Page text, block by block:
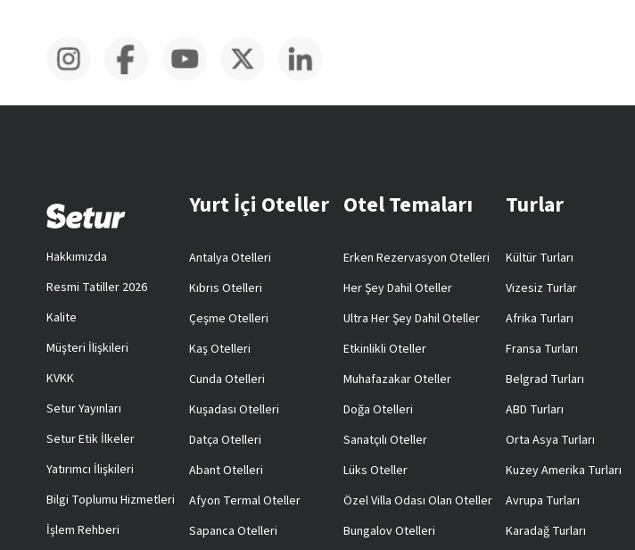
Hakkımızda
Resmi Tatiller 2026
Kalite
Müşteri İlişkileri
KVKK
Setur Yayınları
Setur Etik İlkeler
Yatırımcı İlişkileri
Bilgi Toplumu Hizmetleri
İşlem Rehberi
Yurt İçi Oteller
Antalya Otelleri
Kıbrıs Otelleri
Çeşme Otelleri
Kaş Otelleri
Cunda Otelleri
Kuşadası Otelleri
Datça Otelleri
Abant Otelleri
Afyon Termal Oteller
Sapanca Otelleri
Otel Temaları
Erken Rezervasyon Otelleri
Her Şey Dahil Oteller
Ultra Her Şey Dahil Oteller
Etkinlikli Oteller
Muhafazakar Oteller
Doğa Otelleri
Sanatçılı Oteller
Lüks Oteller
Özel Villa Odası Olan Oteller
Bungalov Otelleri
Turlar
Kültür Turları
Vizesiz Turlar
Afrika Turları
Fransa Turları
Belgrad Turları
ABD Turları
Orta Asya Turları
Kuzey Amerika Turları
Avrupa Turları
Karadağ Turları